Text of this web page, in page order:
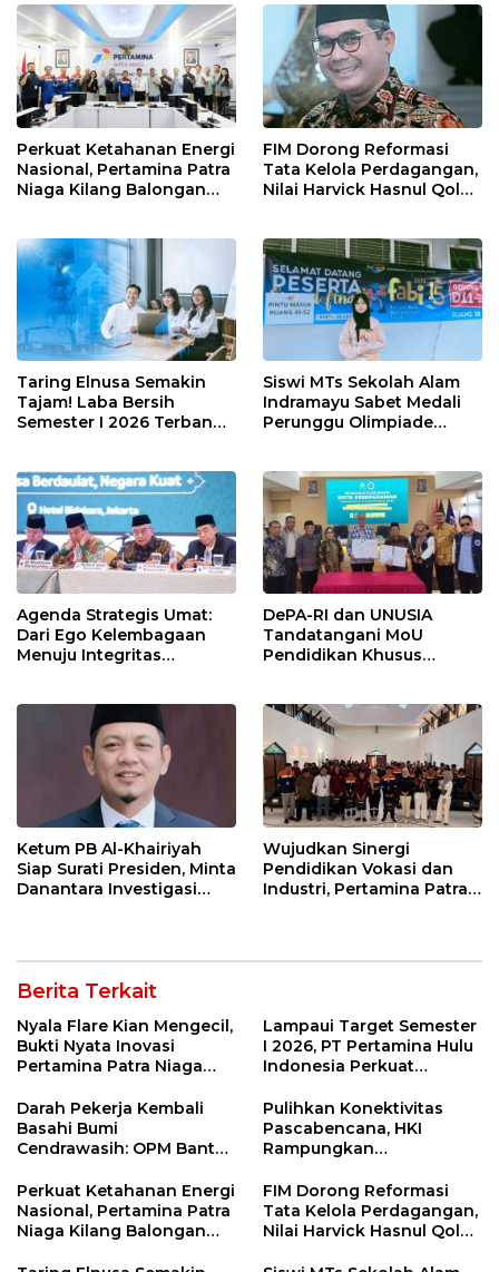
Perkuat Ketahanan Energi
Nasional, Pertamina Patra
Niaga Kilang Balongan
FIM Dorong Reformasi
Tata Kelola Perdagangan,
Nilai Harvick Hasnul Qolbi
Taring Elnusa Semakin
Tajam! Laba Bersih
Semester I 2026 Terbang
Siswi MTs Sekolah Alam
Indramayu Sabet Medali
Perunggu Olimpiade
Agenda Strategis Umat:
Dari Ego Kelembagaan
Menuju Integritas
DePA-RI dan UNUSIA
Tandatangani MoU
Pendidikan Khusus
Ketum PB Al-Khairiyah
Siap Surati Presiden, Minta
Danantara Investigasi
Wujudkan Sinergi
Pendidikan Vokasi dan
Industri, Pertamina Patra
Bandung
Berita Terkait
Nyala Flare Kian Mengecil,
Bukti Nyata Inovasi
Pertamina Patra Niaga
Net Zero Emission 2060
Lampaui Target Semester
I 2026, PT Pertamina Hulu
Indonesia Perkuat
Nasional Lewat Inovasi &
Keselamatan Kerja
Darah Pekerja Kembali
Basahi Bumi
Cendrawasih: OPM Bantai
di Tolikara!
Pulihkan Konektivitas
Pascabencana, HKI
Rampungkan
Lembah Anai dan Malalak
Perkuat Ketahanan Energi
Nasional, Pertamina Patra
Niaga Kilang Balongan
FIM Dorong Reformasi
Tata Kelola Perdagangan,
Nilai Harvick Hasnul Qolbi